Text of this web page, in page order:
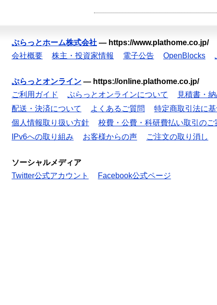
ぷらっとホーム株式会社 — https://www.plathome.co.jp/
会社概要
株主・投資家情報 電子公告 OpenBlocks
ぷらっとオンライン — https://online.plathome.co.jp/
ご利用ガイド
ぷらっとオンラインについて
見積書・
配送・決済について
よくあるご質問
特定商取引法に
個人情報取り扱い方針
校費・公費・科研費払い取引のご
IPv6への取り組み
お客様からの声 ご注文の取り消し
ソーシャルメディア
Twitter公式アカウント
Facebook公式ページ